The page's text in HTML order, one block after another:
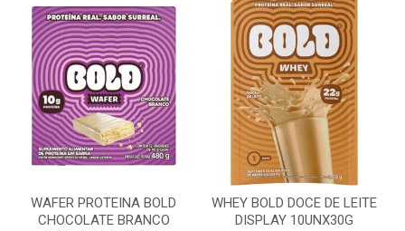
WAFER PROTEINA BOLD
CHOCOLATE BRANCO
WHEY BOLD DOCE DE LEITE
DISPLAY 10UNX30G